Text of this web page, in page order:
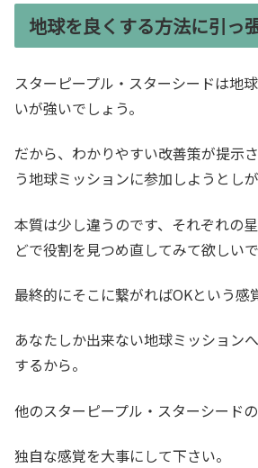
地球を良くする方法に引っ
スターピープル・スターシードは地
いが強いでしょう。
だから、わかりやすい改善策が提示
う地球ミッションに参加しようとしが
本質は少し違うのです、それぞれの
どで役割を見つめ直してみて欲しいで
最終的にそこに繋がればOKという感
あなたしか出来ない地球ミッション
するから。
他のスターピープル・スターシード
独自な感覚を大事にして下さい。